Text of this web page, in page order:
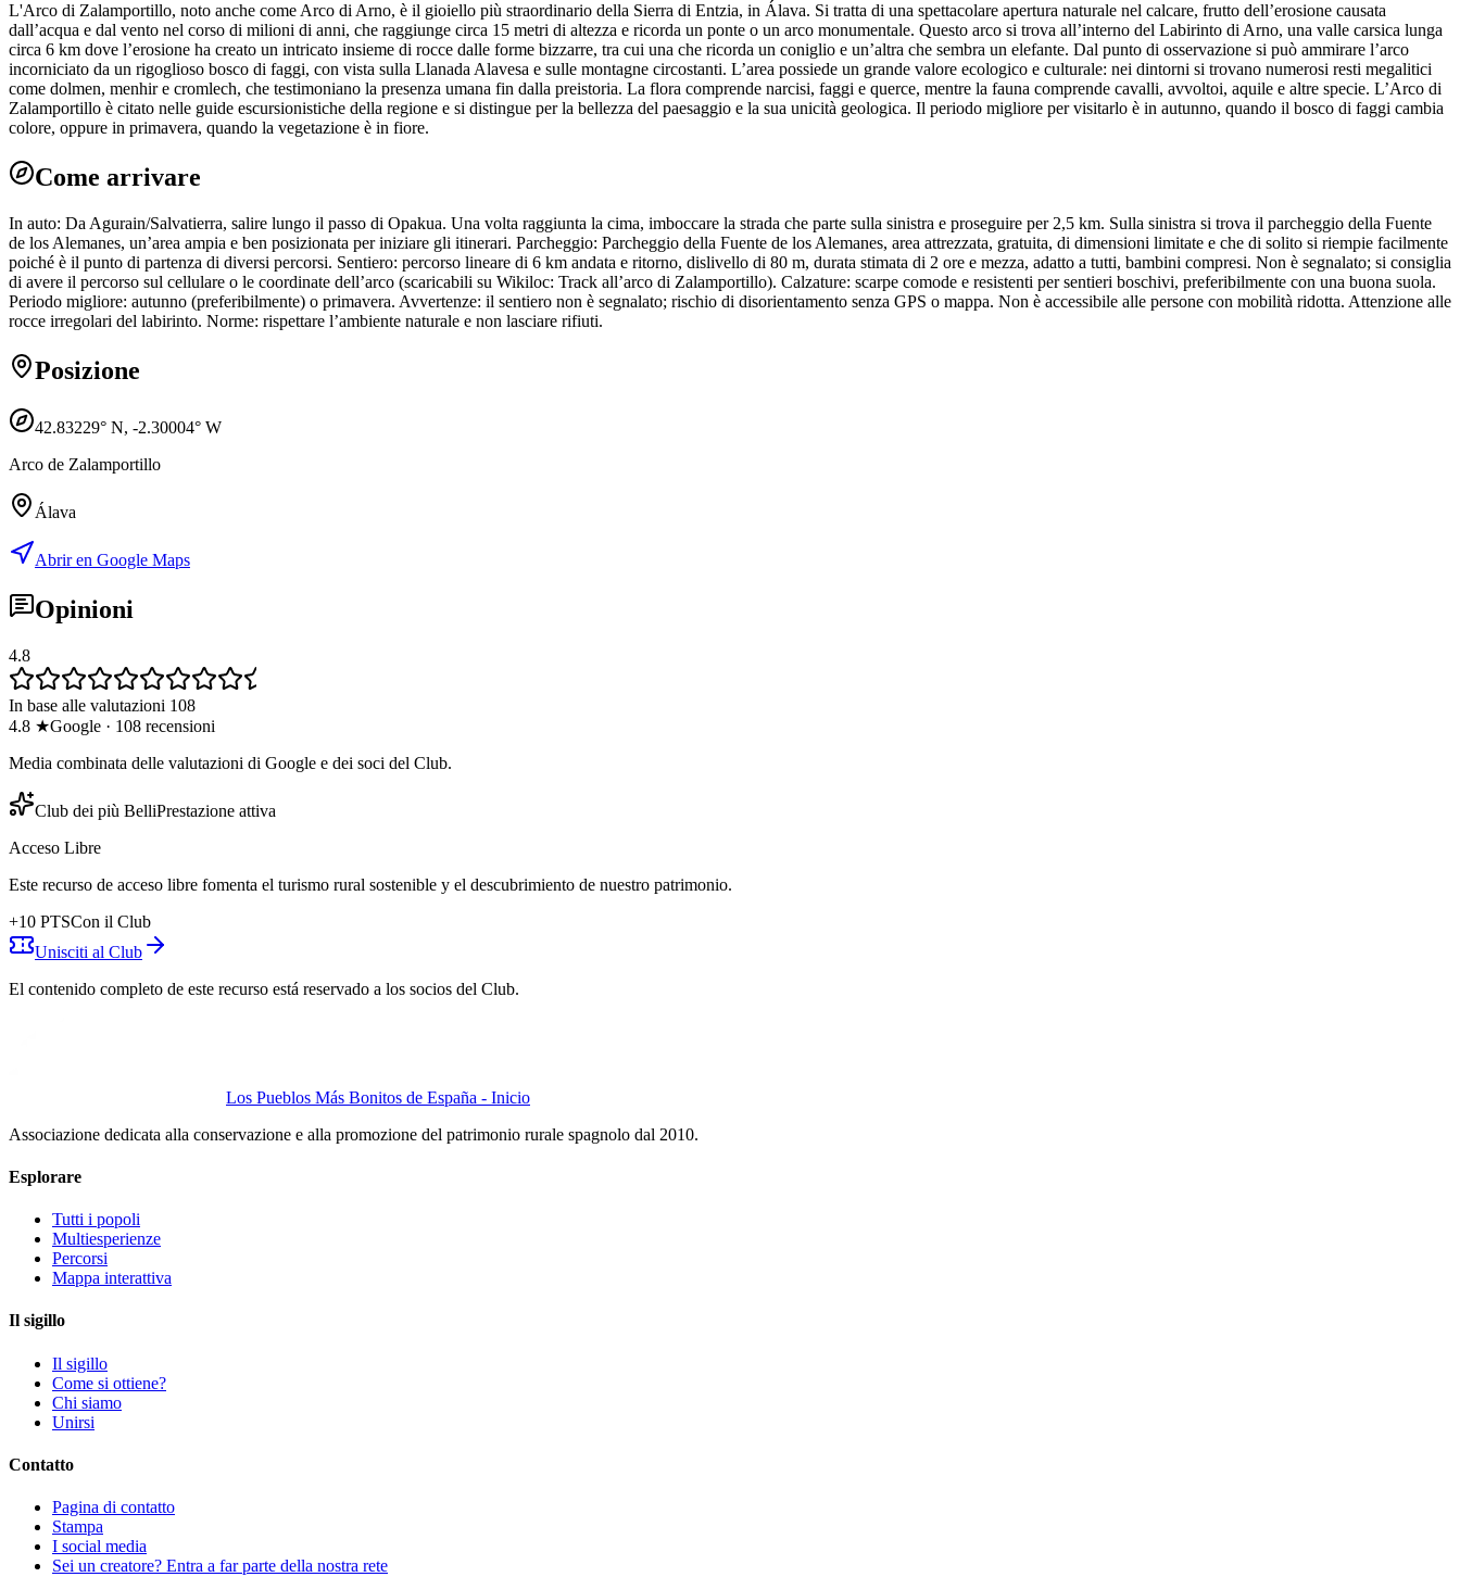
L'Arco di Zalamportillo, noto anche come Arco di Arno, è il gioiello più straordinario della Sierra di Entzia, in Álava. Si tratta di una spettacolare apertura naturale nel calcare, frutto dell’erosione causata
dall’acqua e dal vento nel corso di milioni di anni, che raggiunge circa 15 metri di altezza e ricorda un ponte o un arco monumentale. Questo arco si trova all’interno del Labirinto di Arno, una valle carsica lunga
circa 6 km dove l’erosione ha creato un intricato insieme di rocce dalle forme bizzarre, tra cui una che ricorda un coniglio e un’altra che sembra un elefante. Dal punto di osservazione si può ammirare l’arco
incorniciato da un rigoglioso bosco di faggi, con vista sulla Llanada Alavesa e sulle montagne circostanti. L’area possiede un grande valore ecologico e culturale: nei dintorni si trovano numerosi resti megalitici
come dolmen, menhir e cromlech, che testimoniano la presenza umana fin dalla preistoria. La flora comprende narcisi, faggi e querce, mentre la fauna comprende cavalli, avvoltoi, aquile e altre specie. L’Arco di
Zalamportillo è citato nelle guide escursionistiche della regione e si distingue per la bellezza del paesaggio e la sua unicità geologica. Il periodo migliore per visitarlo è in autunno, quando il bosco di faggi cambia
colore, oppure in primavera, quando la vegetazione è in fiore.
Come arrivare
In auto: Da Agurain/Salvatierra, salire lungo il passo di Opakua. Una volta raggiunta la cima, imboccare la strada che parte sulla sinistra e proseguire per 2,5 km. Sulla sinistra si trova il parcheggio della Fuente
de los Alemanes, un’area ampia e ben posizionata per iniziare gli itinerari. Parcheggio: Parcheggio della Fuente de los Alemanes, area attrezzata, gratuita, di dimensioni limitate e che di solito si riempie facilmente
poiché è il punto di partenza di diversi percorsi. Sentiero: percorso lineare di 6 km andata e ritorno, dislivello di 80 m, durata stimata di 2 ore e mezza, adatto a tutti, bambini compresi. Non è segnalato; si consiglia
di avere il percorso sul cellulare o le coordinate dell’arco (scaricabili su Wikiloc: Track all’arco di Zalamportillo). Calzature: scarpe comode e resistenti per sentieri boschivi, preferibilmente con una buona suola.
Periodo migliore: autunno (preferibilmente) o primavera. Avvertenze: il sentiero non è segnalato; rischio di disorientamento senza GPS o mappa. Non è accessibile alle persone con mobilità ridotta. Attenzione alle
rocce irregolari del labirinto. Norme: rispettare l’ambiente naturale e non lasciare rifiuti.
Posizione
42.83229° N, -2.30004° W
Arco de Zalamportillo
Álava
Abrir en Google Maps
Opinioni
4.8
In base alle valutazioni 108
4.8 ★Google · 108 recensioni
Media combinata delle valutazioni di Google e dei soci del Club.
Club dei più BelliPrestazione attiva
Acceso Libre
Este recurso de acceso libre fomenta el turismo rural sostenible y el descubrimiento de nuestro patrimonio.
+10 PTSCon il Club
Unisciti al Club
El contenido completo de este recurso está reservado a los socios del Club.
Los Pueblos Más Bonitos de España - Inicio
Associazione dedicata alla conservazione e alla promozione del patrimonio rurale spagnolo dal 2010.
Esplorare
Tutti i popoli
Multiesperienze
Percorsi
Mappa interattiva
Il sigillo
Il sigillo
Come si ottiene?
Chi siamo
Unirsi
Contatto
Pagina di contatto
Stampa
I social media
Sei un creatore? Entra a far parte della nostra rete